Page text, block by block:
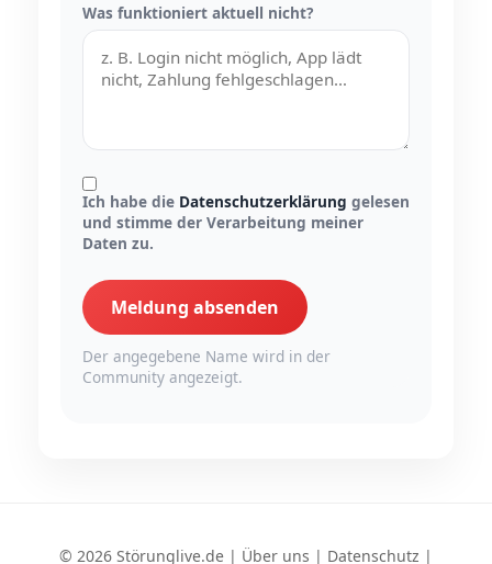
Was funktioniert aktuell nicht?
Ich habe die Datenschutzerklärung gelesen
und stimme der Verarbeitung meiner
Daten zu.
Meldung absenden
Der angegebene Name wird in der
Community angezeigt.
© 2026 Störunglive.de | Über uns | Datenschutz |